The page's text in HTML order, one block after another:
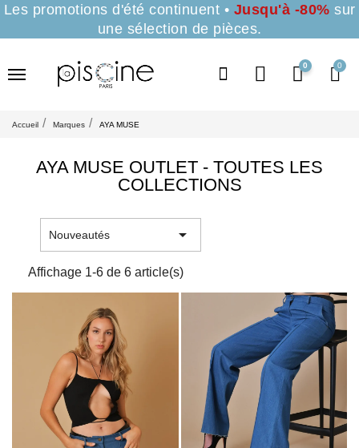
Les promotions d'été continuent • Jusqu'à -80% sur
une sélection de pièces.
0
Accueil Marques AYA MUSE
AYA MUSE OUTLET - TOUTES LES
COLLECTIONS
Nouveautés 
Affichage 1-6 de 6 article(s)